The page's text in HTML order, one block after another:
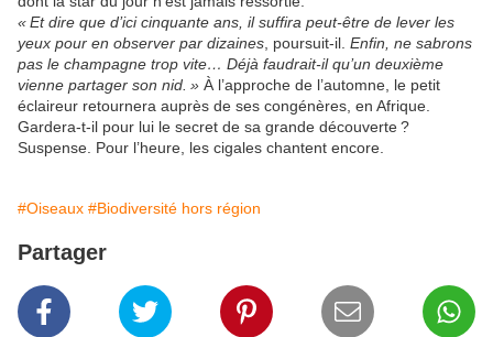
«Et dire que d’ici cinquante ans, il suffira peut-être de lever les
yeux pour en observer par dizaines , poursuit-il. Enfin, ne sabrons
pas le champagne trop vite… Déjà faudrait-il qu’un deuxième
vienne partager son nid. » À l’approche de l’automne, le petit
éclaireur retournera auprès de ses congénères, en Afrique.
Gardera-t-il pour lui le secret de sa grande découverte?
Suspense. Pour l’heure, les cigales chantent encore.
#Oiseaux #Biodiversité hors région
Partager